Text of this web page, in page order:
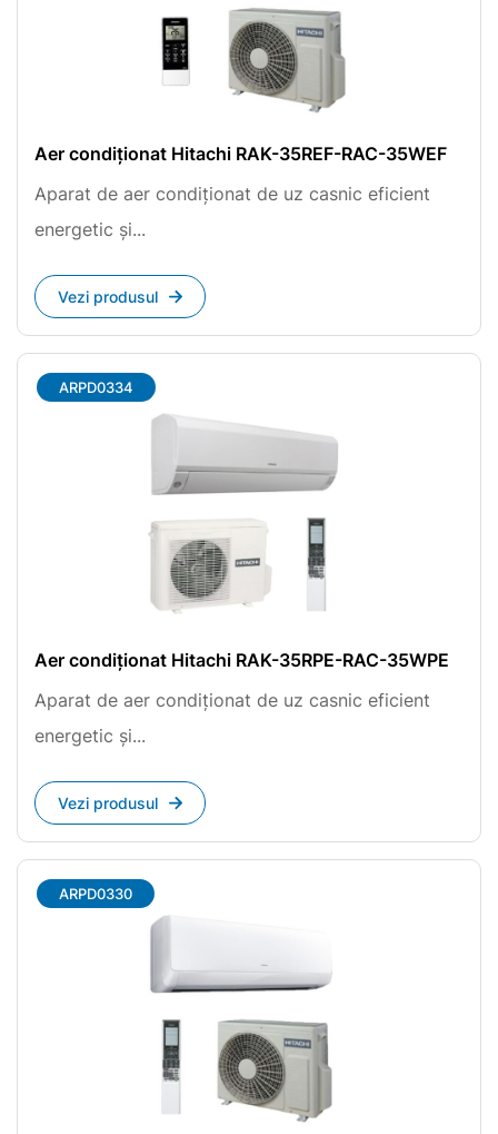
Aer condiționat Hitachi RAK-35REF-RAC-35WEF
Aparat de aer condiționat de uz casnic eficient
energetic și...
Vezi produsul
Aer condiționat Hitachi RAK-35RPE-RAC-35WPE
Aparat de aer condiționat de uz casnic eficient
energetic și...
ARPD0334
Vezi produsul
ARPD0330